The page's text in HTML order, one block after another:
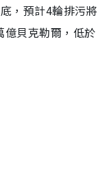
，預計4輪排污將
億貝克勒爾，低於